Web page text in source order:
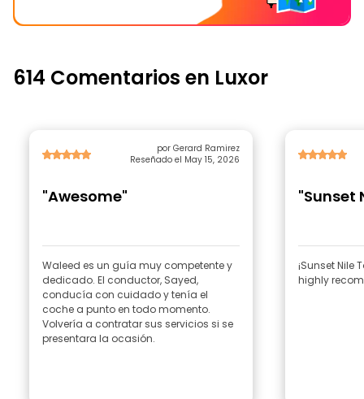
614 Comentarios en Luxor
por Gerard Ramirez
Reseñado el May 15, 2026
"Awesome"
Waleed es un guía muy competente y
dedicado. El conductor, Sayed,
conducía con cuidado y tenía el
coche a punto en todo momento.
Volvería a contratar sus servicios si se
presentara la ocasión.
"Sunset
¡Sunset Nile
highly